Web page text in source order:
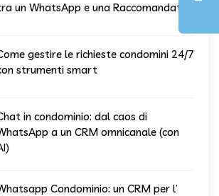
un WhatsApp e una Raccomandata
gestire le richieste condomini 24/7
strumenti smart
in condominio: dal caos di
a un CRM omnicanale (con
Condominio: un CRM per l’